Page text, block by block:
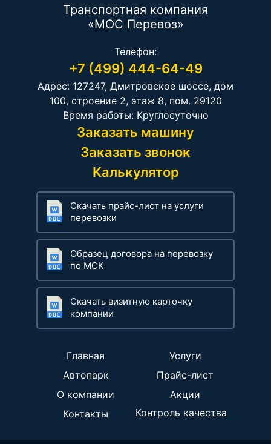
Транспортная компания
«МОС Перевоз»
Телефон:
+7 (499) 444-64-49
Адрес: 127247, Дмитровское шоссе, дом
100, строение 2, этаж 8, пом. 29120
Время работы: Круглосуточно
Заказать машину
Заказать звонок
Калькулятор
Скачать прайс-лист на услуги
перевозки
Образец договора на перевозку
по МСК
Скачать визитную карточку
компании
Главная
Услуги
Автопарк
Прайс-лист
О компании
Акции
Контакты
Контроль качества